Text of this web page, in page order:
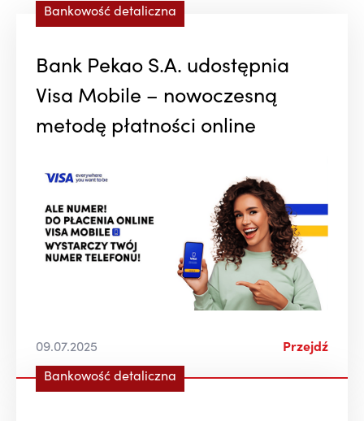
Bankowość detaliczna
Bank Pekao S.A. udostępnia
Visa Mobile – nowoczesną
metodę płatności online
09.07.2025 Przejdź
Bankowość detaliczna